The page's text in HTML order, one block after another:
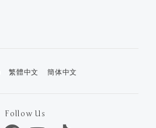
繁體中文 簡体中文
Follow Us